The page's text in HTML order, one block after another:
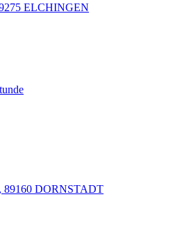
ELCHINGEN
DORNSTADT